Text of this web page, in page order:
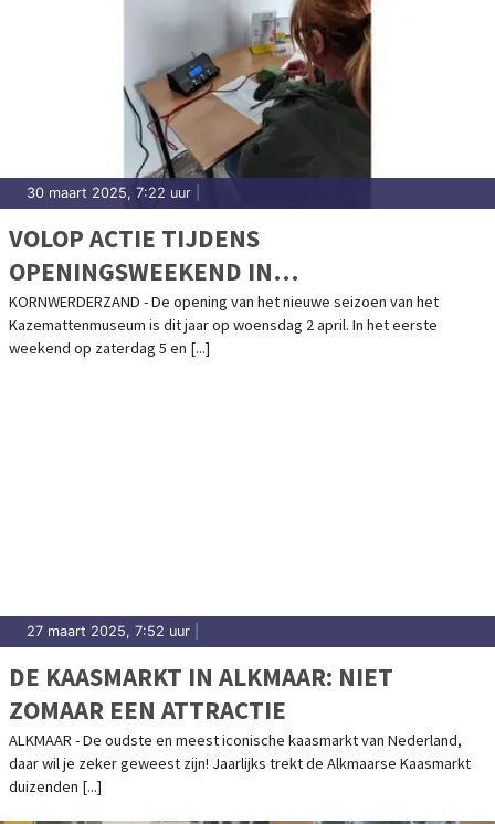
30 maart 2025, 7:22 uur
VOLOP ACTIE TIJDENS
OPENINGSWEEKEND IN
KAZEMATTENMUSEUM
KORNWERDERZAND - De opening van het nieuwe seizoen van het
Kazemattenmuseum is dit jaar op woensdag 2 april. In het eerste
weekend op zaterdag 5 en [...]
27 maart 2025, 7:52 uur
DE KAASMARKT IN ALKMAAR: NIET
ZOMAAR EEN ATTRACTIE
ALKMAAR - De oudste en meest iconische kaasmarkt van Nederland,
daar wil je zeker geweest zijn! Jaarlijks trekt de Alkmaarse Kaasmarkt
duizenden [...]